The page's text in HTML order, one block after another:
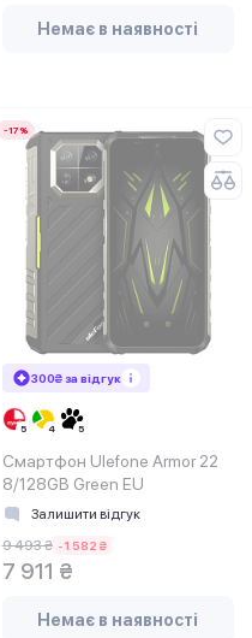
Немає в наявності
-17%
300₴ за відгук
Смартфон Ulefone Armor 22
8/128GB Green EU
Залишити відгук
9 493 ₴ -1 582 ₴
7 911 ₴
Немає в наявності